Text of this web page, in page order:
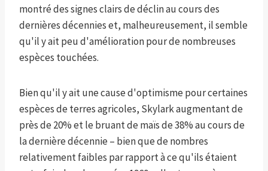
montré des signes clairs de déclin au cours des
dernières décennies et, malheureusement, il semble
qu'il y ait peu d'amélioration pour de nombreuses
espèces touchées.
Bien qu'il y ait une cause d'optimisme pour certaines
espèces de terres agricoles, Skylark augmentant de
près de 20% et le bruant de maïs de 38% au cours de
la dernière décennie – bien que de nombres
relativement faibles par rapport à ce qu'ils étaient